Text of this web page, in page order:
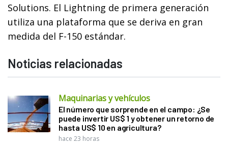
Solutions. El Lightning de primera generación
utiliza una plataforma que se deriva en gran
medida del F-150 estándar.
Noticias relacionadas
Maquinarias y vehículos
El número que sorprende en el campo: ¿Se
puede invertir US$ 1 y obtener un retorno de
hasta US$ 10 en agricultura?
hace 23 horas